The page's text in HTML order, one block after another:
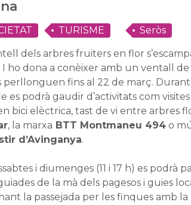
TURISME Seròs
dels arbres fruiters en flor
I ho dona a conèixer amb un ventall
perllonguen fins al 22 de març.
es podrà gaudir d’activitats com
bici elèctrica, tast de vi entre arbres
, la marxa BTT Montmaneu 494o
d’Avinganya.
i diumenges (11 i 17 h) es podrà
de la mà dels pagesos i guies
la passejada per les finques amb la